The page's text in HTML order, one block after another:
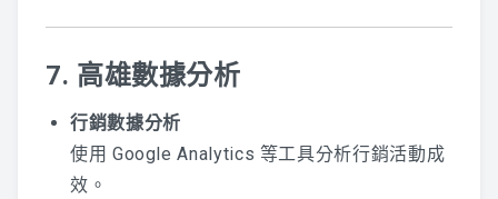
7. 高雄數據分析
行銷數據分析
使用 Google Analytics 等工具分析行銷活動成
效。